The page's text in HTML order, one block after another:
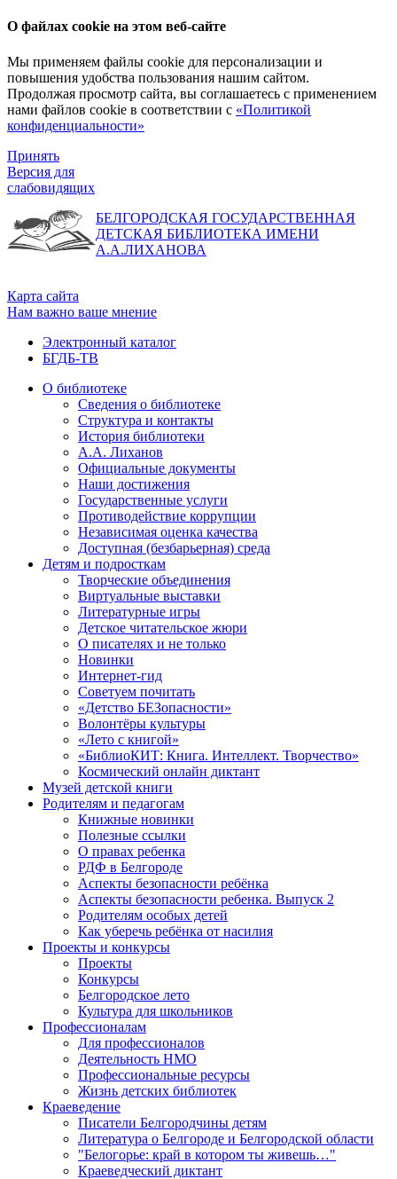
О файлах cookie на этом веб-сайте
Мы применяем файлы cookie для персонализации и
повышения удобства пользования нашим сайтом.
Продолжая просмотр сайта, вы соглашаетесь с применением
нами файлов cookie в соответствии с «Политикой
конфиденциальности»
Принять
Версия для
слабовидящих
БЕЛГОРОДСКАЯ ГОСУДАРСТВЕННАЯ
ДЕТСКАЯ БИБЛИОТЕКА ИМЕНИ
А.А.ЛИХАНОВА
Карта сайта
Нам важно ваше мнение
Электронный каталог
БГДБ-ТВ
О библиотеке
Сведения о библиотеке
Структура и контакты
История библиотеки
А.А. Лиханов
Официальные документы
Наши достижения
Государственные услуги
Противодействие коррупции
Независимая оценка качества
Доступная (безбарьерная) среда
Детям и подросткам
Творческие объединения
Виртуальные выставки
Литературные игры
Детское читательское жюри
О писателях и не только
Новинки
Интернет-гид
Советуем почитать
«Детство БЕЗопасности»
Волонтёры культуры
«Лето с книгой»
«БиблиоКИТ: Книга. Интеллект. Творчество»
Космический онлайн диктант
Музей детской книги
Родителям и педагогам
Книжные новинки
Полезные ссылки
О правах ребенка
РДФ в Белгороде
Аспекты безопасности ребёнка
Аспекты безопасности ребенка. Выпуск 2
Родителям особых детей
Как уберечь ребёнка от насилия
Проекты и конкурсы
Проекты
Конкурсы
Белгородское лето
Культура для школьников
Профессионалам
Для профессионалов
Деятельность НМО
Профессиональные ресурсы
Жизнь детских библиотек
Краеведение
Писатели Белгородчины детям
Литература о Белгороде и Белгородской области
"Белогорье: край в котором ты живешь…"
Краеведческий диктант